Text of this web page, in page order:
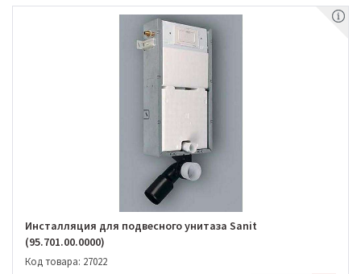
Инсталляция для подвесного унитаза Sanit
(95.701.00.0000)
Код товара: 27022